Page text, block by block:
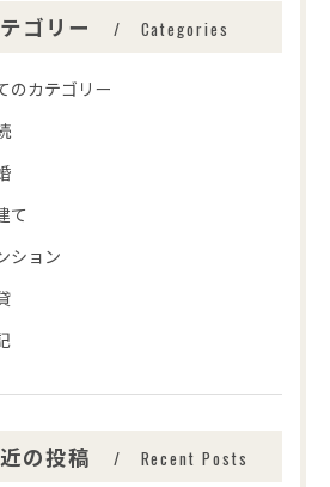
ゴリー Categories
のカテゴリー
て
ション
の投稿 Recent Posts